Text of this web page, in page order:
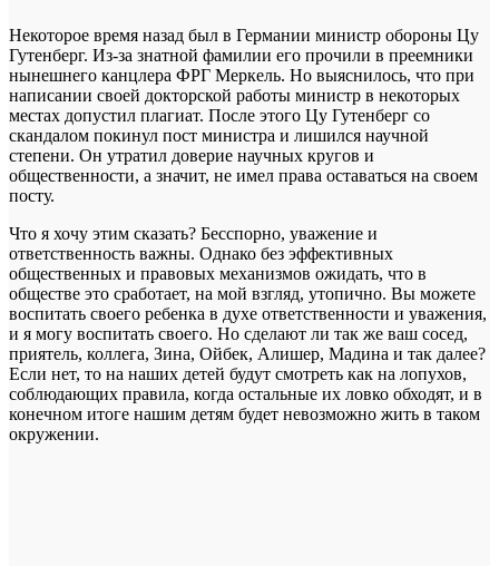
Некоторое время назад был в Германии министр обороны Цу
Гутенберг. Из-за знатной фамилии его прочили в преемники
нынешнего канцлера ФРГ Меркель. Но выяснилось, что при
написании своей докторской работы министр в некоторых
местах допустил плагиат. После этого Цу Гутенберг со
скандалом покинул пост министра и лишился научной
степени. Он утратил доверие научных кругов и
общественности, а значит, не имел права оставаться на своем
посту.
Что я хочу этим сказать? Бесспорно, уважение и
ответственность важны. Однако без эффективных
общественных и правовых механизмов ожидать, что в
обществе это сработает, на мой взгляд, утопично. Вы можете
воспитать своего ребенка в духе ответственности и уважения,
и я могу воспитать своего. Но сделают ли так же ваш сосед,
приятель, коллега, Зина, Ойбек, Алишер, Мадина и так далее?
Если нет, то на наших детей будут смотреть как на лопухов,
соблюдающих правила, когда остальные их ловко обходят, и в
конечном итоге нашим детям будет невозможно жить в таком
окружении.